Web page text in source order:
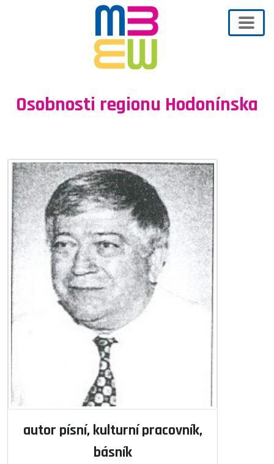
Osobnosti regionu Hodonínska
autor písní, kulturní pracovník,
básník